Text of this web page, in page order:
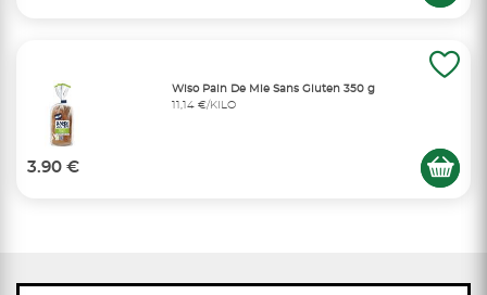
Wiso Pain De Mie Sans Gluten 350 g
11,14 €/KILO
3.90 €